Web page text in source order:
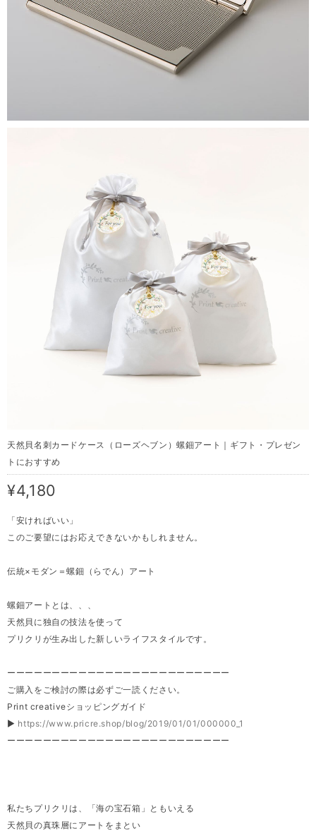
天然貝名刺カードケース（ローズヘブン）螺鈿アート｜ギフト・プレゼン
トにおすすめ
¥4,180
「安ければいい」
このご要望にはお応えできないかもしれません。
伝統×モダン＝螺鈿（らでん）アート
螺鈿アートとは、、、
天然貝に独自の技法を使って
プリクリが生み出した新しいライフスタイルです。
ーーーーーーーーーーーーーーーーーーーーーーーーー
ご購入をご検討の際は必ずご一読ください。
Print creativeショッピングガイド
▶ https://www.pricre.shop/blog/2019/01/01/000000_1
ーーーーーーーーーーーーーーーーーーーーーーーーー
私たちプリクリは、「海の宝石箱」ともいえる
天然貝の真珠層にアートをまとい